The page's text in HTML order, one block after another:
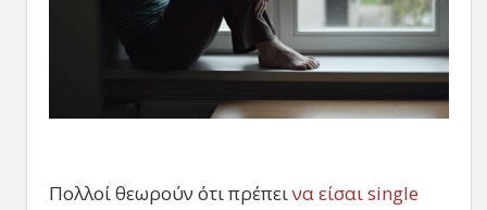
Πολλοί θεωρούν ότι πρέπεινα είσαι single